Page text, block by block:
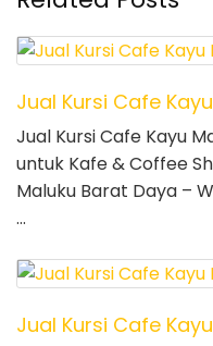
Jual Kursi Cafe
Jual Kursi Cafe Kayu
untuk Kafe & Coffee
Maluku Barat Daya –
…
Jual Kursi Cafe